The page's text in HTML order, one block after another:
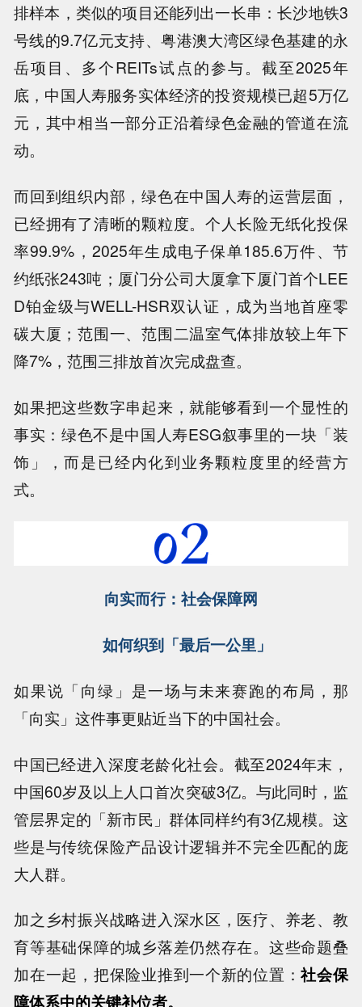
排样本，类似的项目还能列出一长串：长沙地铁3
号线的9.7亿元支持、粤港澳大湾区绿色基建的永
岳项目、多个REITs试点的参与。截至2025年
底，中国人寿服务实体经济的投资规模已超5万亿
元，其中相当一部分正沿着绿色金融的管道在流
动。
而回到组织内部，绿色在中国人寿的运营层面，
已经拥有了清晰的颗粒度。个人长险无纸化投保
率99.9%，2025年生成电子保单185.6万件、节
约纸张243吨；厦门分公司大厦拿下厦门首个LEE
D铂金级与WELL-HSR双认证，成为当地首座零
碳大厦；范围一、范围二温室气体排放较上年下
降7%，范围三排放首次完成盘查。
如果把这些数字串起来，就能够看到一个显性的
事实：绿色不是中国人寿ESG叙事里的一块「装
饰」，而是已经内化到业务颗粒度里的经营方
式。
向实而行：社会保障网
如何织到「最后一公里」
如果说「向绿」是一场与未来赛跑的布局，那
「向实」这件事更贴近当下的中国社会。
中国已经进入深度老龄化社会。截至2024年末，
中国60岁及以上人口首次突破3亿。与此同时，监
管层界定的「新市民」群体同样约有3亿规模。这
些是与传统保险产品设计逻辑并不完全匹配的庞
大人群。
加之乡村振兴战略进入深水区，医疗、养老、教
育等基础保障的城乡落差仍然存在。这些命题叠
加在一起，把保险业推到一个新的位置：社会保
障体系中的关键补位者。